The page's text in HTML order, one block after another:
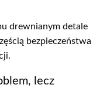
drewnianym detale
bezpieczeństwa
lecz